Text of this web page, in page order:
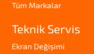
Tüm Markalar
Teknik Servis
Ekran Değişimi